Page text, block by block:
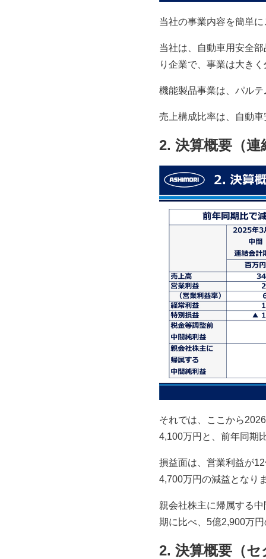
当社の事業内容を簡単
当社は、自動車用安全
り企業で、事業は大き
機能製品事業は、パル
売上構成比率は、自動
2. 決算概要（連
それでは、ここから
4,100万円と、前年同期
損益面は、営業利益が
4,700万円の減益となり
親会社株主に帰属する
期に比べ、5億2,900万
2. 決算概要（